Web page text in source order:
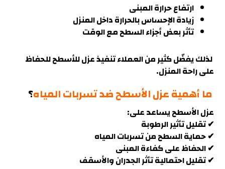
ارتفاع حرارة المبنى
زيادة الإحساس بالحرارة داخل المنزل
تأثر بعض أجزاء السطح مع الوقت
لذلك يفضّل كثير من العملاء تنفيذ عزل للأسطح للحفاظ
على راحة المنزل.
ما أهمية عزل الأسطح ضد تسربات المياه؟
عزل الأسطح يساعد على:
✔ تقليل تأثير الرطوبة
✔ حماية السطح من تسربات المياه
✔ الحفاظ على كفاءة المبنى
✔ تقليل احتمالية تأثر الجدران والأسقف